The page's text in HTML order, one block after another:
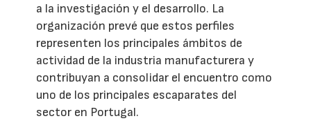
a la investigación y el desarrollo. La
organización prevé que estos perfiles
representen los principales ámbitos de
actividad de la industria manufacturera y
contribuyan a consolidar el encuentro como
uno de los principales escaparates del
sector en Portugal.